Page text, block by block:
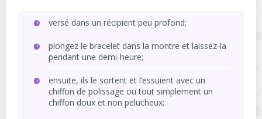
versé dans un récipient peu profond;
plongez le bracelet dans la montre et laissez-la
pendant une demi-heure;
ensuite, ils le sortent et l’essuient avec un
chiffon de polissage ou tout simplement un
chiffon doux et non pelucheux;